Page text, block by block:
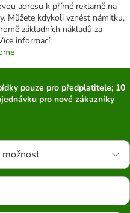
adresu k přímé reklamě na
Můžete kdykoli vznést námitku,
základních nákladů za
informací:
pouze pro předplatitele; 10
pro nové zákazníky